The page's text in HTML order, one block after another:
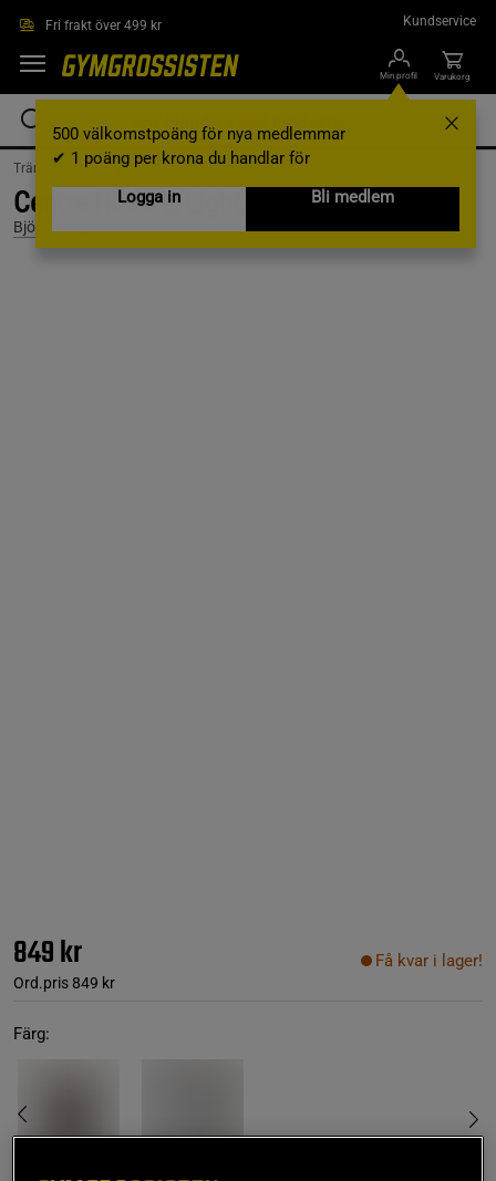
Fri frakt över 499 kr Kundservice
Min profil
500 välkomstpoäng för nya medlemmar
✔ 1 poäng per krona du handlar för
Logga in
Bli medlem
Varukorg
Träningskläder / Träningskläder Herr /Hoodies
Centre Hoodie, Light Grey Melange, L
Björn Borg
849 kr
Ord.pris 849 kr
Få kvar i lager!
Färg: